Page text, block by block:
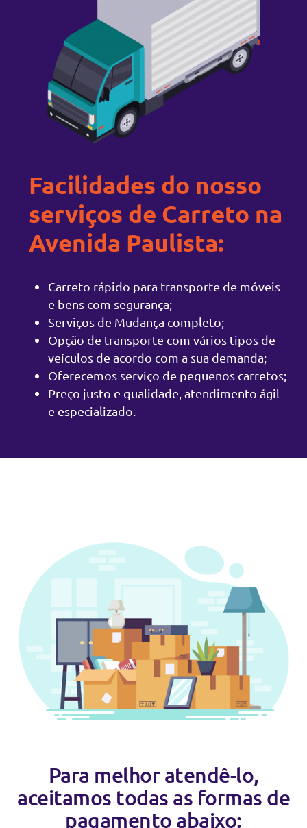
Facilidades do nosso
serviços de Carreto na
Avenida Paulista:
Carreto rápido para transporte de móveis
e bens com segurança;
Serviços de Mudança completo;
Opção de transporte com vários tipos de
veículos de acordo com a sua demanda;
Oferecemos serviço de pequenos carretos;
Preço justo e qualidade, atendimento ágil
e especializado.
Para melhor atendê-lo,
aceitamos todas as formas de
pagamento abaixo: